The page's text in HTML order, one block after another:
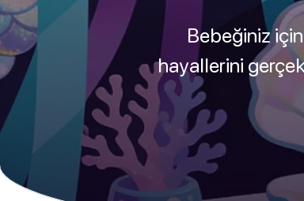
Bebeğiniz
hayallerini